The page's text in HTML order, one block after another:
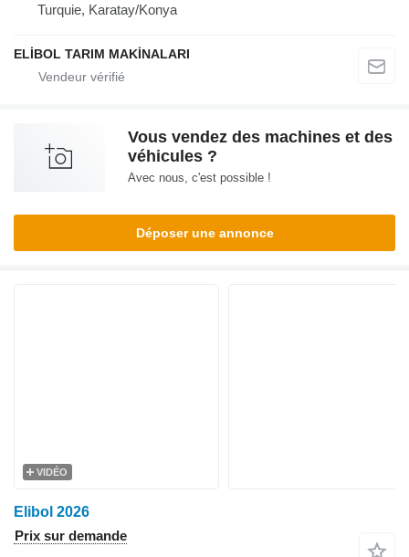
Turquie, Karatay/Konya
ELİBOL TARIM MAKİNALARI
Vous vendez des machines et des
véhicules ?
Avec nous, c'est possible !
Déposer une annonce
VIDÉO
Elibol 2026
Prix sur demande